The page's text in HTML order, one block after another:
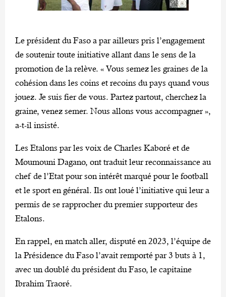
Le président du Faso a par ailleurs pris l’engagement
de soutenir toute initiative allant dans le sens de la
promotion de la relève. « Vous semez les graines de la
cohésion dans les coins et recoins du pays quand vous
jouez. Je suis fier de vous. Partez partout, cherchez la
graine, venez semer. Nous allons vous accompagner »,
a-t-il insisté.
Les Etalons par les voix de Charles Kaboré et de
Moumouni Dagano, ont traduit leur reconnaissance au
chef de l’Etat pour son intérêt marqué pour le football
et le sport en général. Ils ont loué l’initiative qui leur a
permis de se rapprocher du premier supporteur des
Etalons.
En rappel, en match aller, disputé en 2023, l’équipe de
la Présidence du Faso l’avait remporté par 3 buts à 1,
avec un doublé du président du Faso, le capitaine
Ibrahim Traoré.